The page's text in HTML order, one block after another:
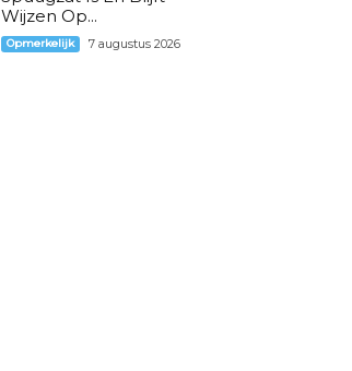
Wijzen Op...
Opmerkelijk 7 augustus 2026